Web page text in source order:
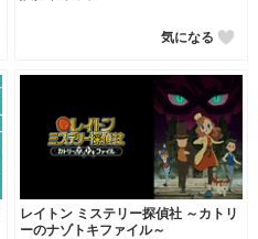
気になる
レイトン ミステリー探偵社 ～カトリ
ーのナゾトキファイル～